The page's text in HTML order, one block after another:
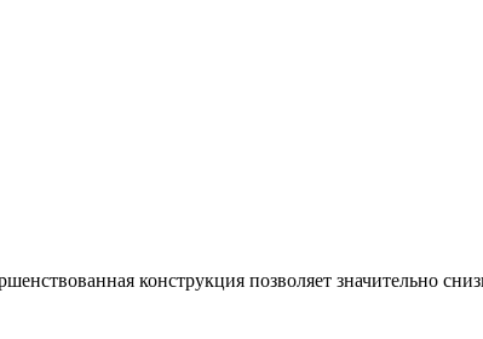
конструкция позволяет значительно